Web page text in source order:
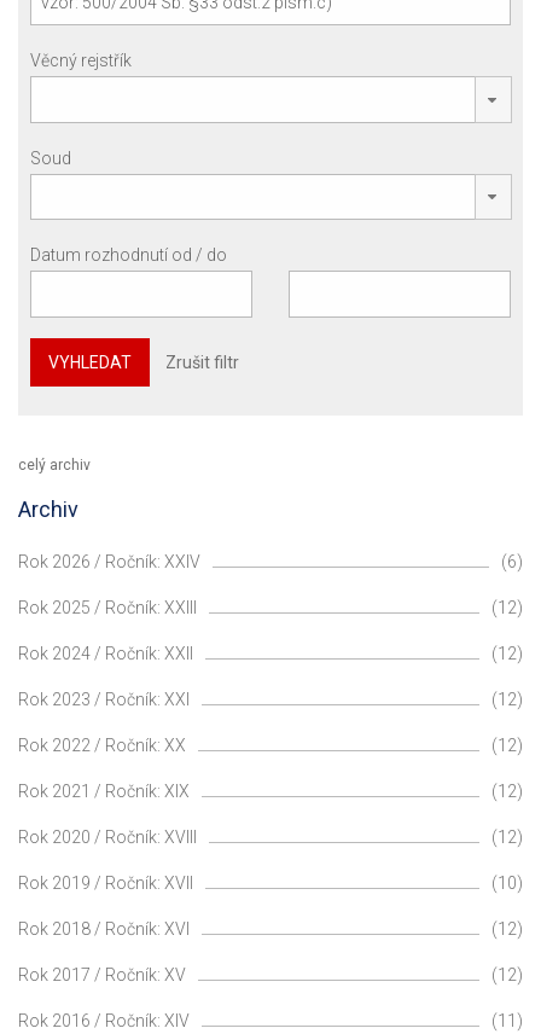
Věcný rejstřík
Soud
Datum rozhodnutí od / do
VYHLEDAT Zrušit filtr
celý archiv
Archiv
Rok 2026 / Ročník: XXIV (6)
Rok 2025 / Ročník: XXIII (12)
Rok 2024 / Ročník: XXII (12)
Rok 2023 / Ročník: XXI (12)
Rok 2022 / Ročník: XX (12)
Rok 2021 / Ročník: XIX (12)
Rok 2020 / Ročník: XVIII (12)
Rok 2019 / Ročník: XVII (10)
Rok 2018 / Ročník: XVI (12)
Rok 2017 / Ročník: XV (12)
Rok 2016 / Ročník: XIV (11)